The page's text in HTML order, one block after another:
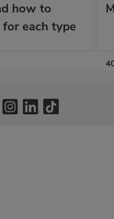
how to
each type